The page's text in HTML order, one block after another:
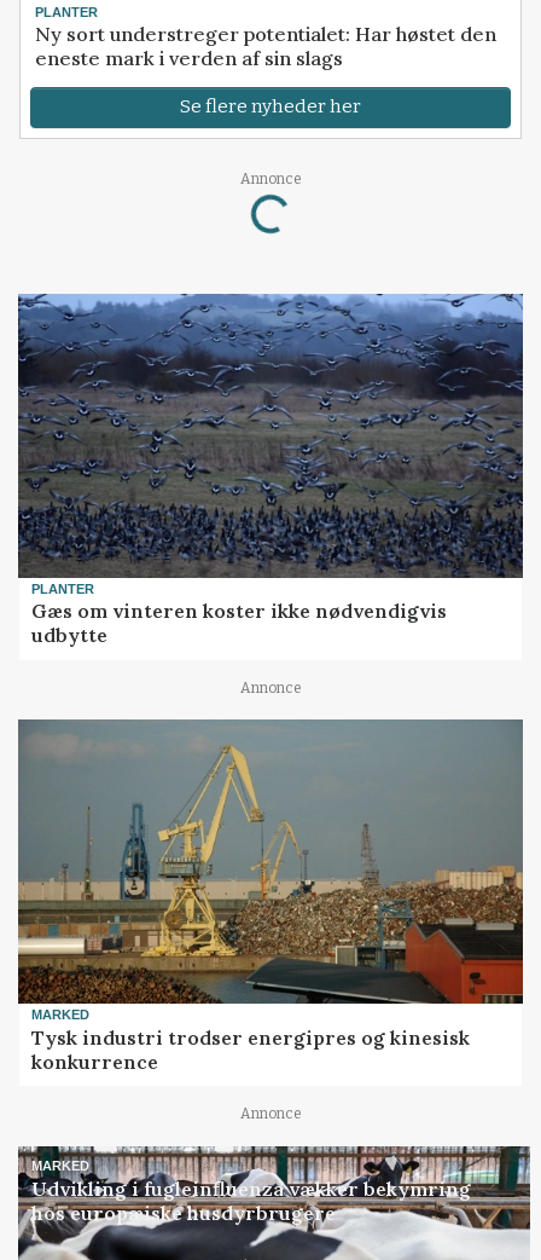
PLANTER
Ny sort understreger potentialet: Har høstet den
eneste mark i verden af sin slags
Se flere nyheder her
Annonce
Loading...
PLANTER
Gæs om vinteren koster ikke nødvendigvis
udbytte
Annonce
MARKED
Tysk industri trodser energipres og kinesisk
konkurrence
Annonce
MARKED
Udvikling i fugleinfluenza vækker bekymring
hos europæiske husdyrbrugere